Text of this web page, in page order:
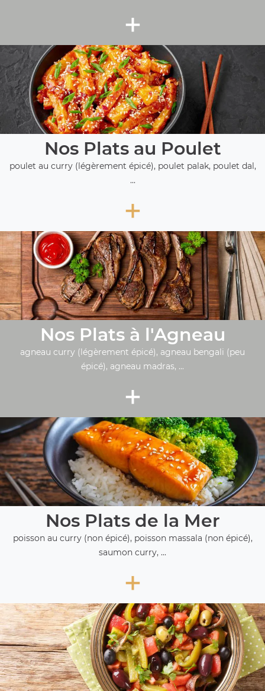
+
Nos Plats au Poulet
poulet au curry (légèrement épicé), poulet palak, poulet dal,
...
+
Nos Plats à l'Agneau
agneau curry (légèrement épicé), agneau bengali (peu
épicé), agneau madras, ...
+
Nos Plats de la Mer
poisson au curry (non épicé), poisson massala (non épicé),
saumon curry, ...
+